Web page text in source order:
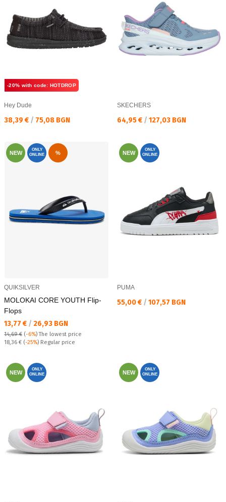
-20% with code: HOTDROP
Hey Dude
Текуща цена:
38,39 € / 75,08 BGN
SKECHERS
Текуща цена:
64,95 € / 127,03 BGN
NEW
ONLY
ONLINE
%
QUIKSILVER
MOLOKAI CORE YOUTH Flip-
Flops
Текуща цена:
13,77 € / 26,93 BGN
14,69 € (-6%)The lowest price
Regular price:
18,36 € (-25%) Regular price
NEW
ONLY
ONLINE
PUMA
Текуща цена:
55,00 € / 107,57 BGN
NEW
ONLY
ONLINE
NEW
ONLY
ONLINE